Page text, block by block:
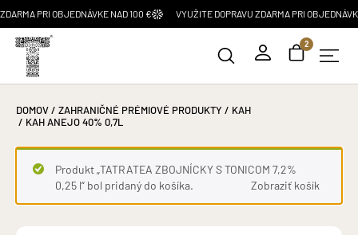
PRI OBJEDNÁVKE NAD 100 € VYUŽITE DOPRAVU ZDARMA PRI OBJEDNÁVKE
2
DOMOV/ ZAHRANIČNÉ PRÉMIOVÉ PRODUKTY / KAH
/ KAH ANEJO 40% 0,7L
Produkt „TATRATEA ZBOJNÍCKY S TONICOM 7,2%
0,25 l“ bol pridaný do košíka.
Zobraziť košík